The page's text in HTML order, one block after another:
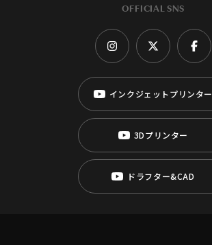
OFFICIAL SNS
インクジェットプリンター
3Dプリンター
ドラフター&CAD